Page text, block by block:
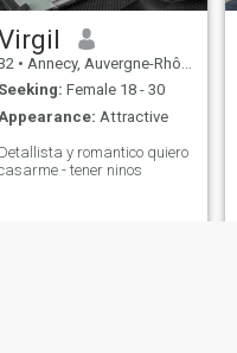
• Annecy, Auvergne-Rhône-Alpes, France
Female 18 - 30
Attractive
y romantico quiero
- tener ninos